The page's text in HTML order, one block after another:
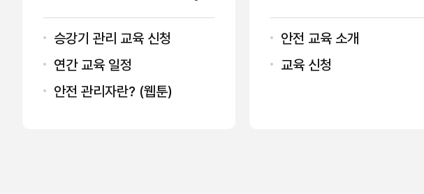
승강기 관리 교육 신청
연간 교육 일정
안전 관리자란? (웹툰)
안전 교육 소개
교육 신청